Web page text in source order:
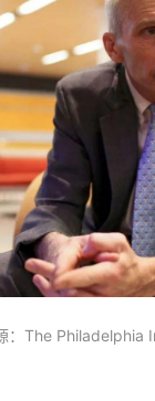
：The Philadelphia